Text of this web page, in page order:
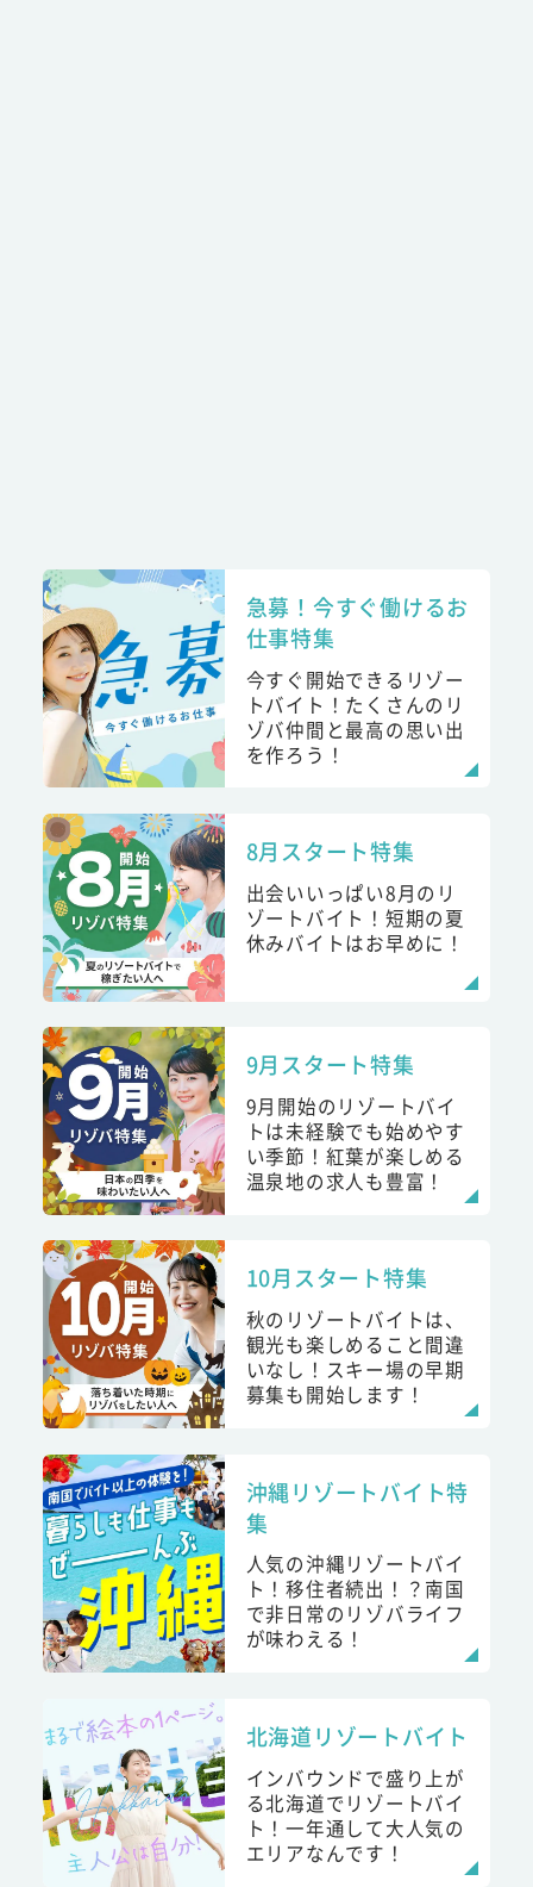
急募！今すぐ働けるお
仕事特集
今すぐ開始できるリゾー
トバイト！たくさんのリ
ゾバ仲間と最高の思い出
を作ろう！
8月スタート特集
出会いいっぱい8月のリ
ゾートバイト！短期の夏
休みバイトはお早めに！
9月スタート特集
9月開始のリゾートバイ
トは未経験でも始めやす
い季節！紅葉が楽しめる
温泉地の求人も豊富！
10月スタート特集
秋のリゾートバイトは、
観光も楽しめること間違
いなし！スキー場の早期
募集も開始します！
沖縄リゾートバイト特
集
人気の沖縄リゾートバイ
ト！移住者続出！？南国
で非日常のリゾバライフ
が味わえる！
北海道リゾートバイト
インバウンドで盛り上が
る北海道でリゾートバイ
ト！一年通して大人気の
エリアなんです！